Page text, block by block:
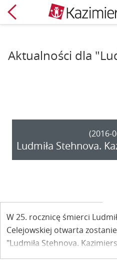
Aktualności dla
(2016-
Ludmiła Stehnova.
W 25. rocznicę śmierci
Celejowskiej otwarta
"Ludmiła Stehnova.
odbędzie się w najbliższą